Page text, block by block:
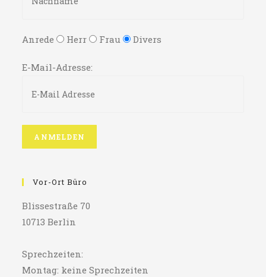
Anrede Herr Frau Divers
E-Mail-Adresse:
Vor-Ort Büro
Blissestraße 70
10713 Berlin
Sprechzeiten:
Montag: keine Sprechzeiten